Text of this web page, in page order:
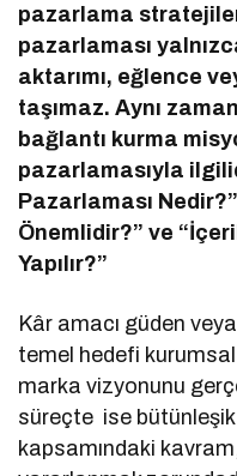
pazarlama
pazarlaması
aktarımı, eğlence
taşımaz. Aynı
bağlantı kurma
pazarlamasıyla
Pazarlaması
Önemlidir?” ve
Yapılır?”
Kâr amacı güden
temel hedefi kurumsal
marka vizyonunu
süreçte ise bütünleşik
kapsamındaki